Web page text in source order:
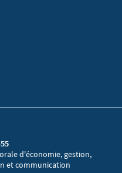
d'économie, gestion,
et communication